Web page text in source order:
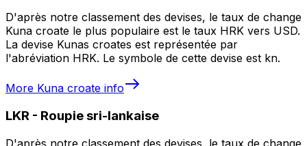
D'après notre classement des devises, le taux de change
Kuna croate le plus populaire est le taux HRK vers USD.
La devise Kunas croates est représentée par
l'abréviation HRK. Le symbole de cette devise est kn.
More Kuna croate info
LKR - Roupie sri-lankaise
D'après notre classement des devises, le taux de change